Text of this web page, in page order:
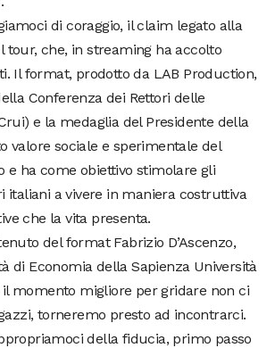
di coraggio, il claim legato alla
tour, che, in streaming ha accolto
Il format, prodotto da LAB Production,
Conferenza dei Rettori delle
e la medaglia del Presidente della
valore sociale e sperimentale del
e ha come obiettivo stimolare gli
italiani a vivere in maniera costruttiva
che la vita presenta.
del format Fabrizio D’Ascenzo,
di Economia della Sapienza Università
il momento migliore per gridare non ci
torneremo presto ad incontrarci.
della fiducia, primo passo